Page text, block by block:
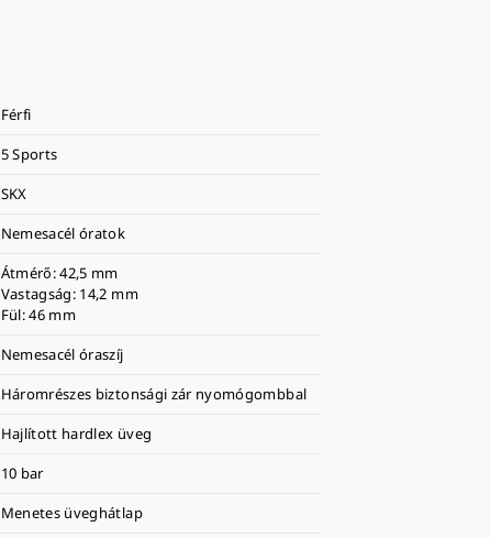
Férfi
5 Sports
SKX
Nemesacél óratok
Átmérő: 42,5 mm
Vastagság: 14,2 mm
Fül: 46 mm
Nemesacél óraszíj
Háromrészes biztonsági zár nyomógombbal
Hajlított hardlex üveg
10 bar
Menetes üveghátlap